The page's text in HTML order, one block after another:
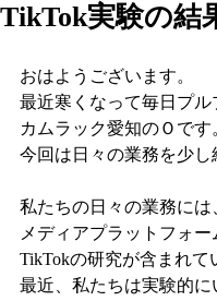
TikTok実験の結
おはようございます。
最近寒くなって毎日プル
カムラック愛知のＯです
今回は日々の業務を少し
私たちの日々の業務には
メディアプラットフォー
TikTokの研究が含まれて
最近、私たちは実験的に